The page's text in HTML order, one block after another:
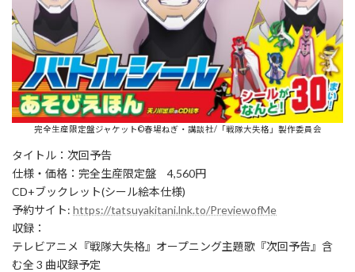
完全生産限定盤ジャケット©春場ねぎ・講談社/「戦隊大失格」製作委員会
タイトル：次回予告
仕様・価格：完全生産限定盤 4,560円
CD+ブックレット(シール絵本仕様)
予約サイト: https://tatsuyakitani.lnk.to/PreviewofMe
収録：
テレビアニメ『戦隊大失格』オープニング主題歌『次回予告』含
む全 3 曲収録予定